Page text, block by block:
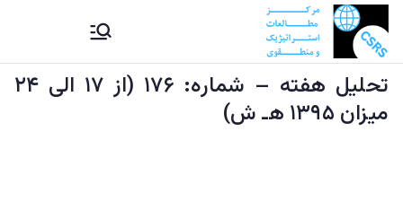
to
content
CSRS |
مرکز
مرکز مطالعات استراتیژيک و
منطقوی دستراتېژیکو او
سیمه ییزو څېړنو مرکز
تحلیل هفته – شماره: ۱۷۶ (از ۱۷ الی ۲۴
میزان ۱۳۹۵ هـ ش)